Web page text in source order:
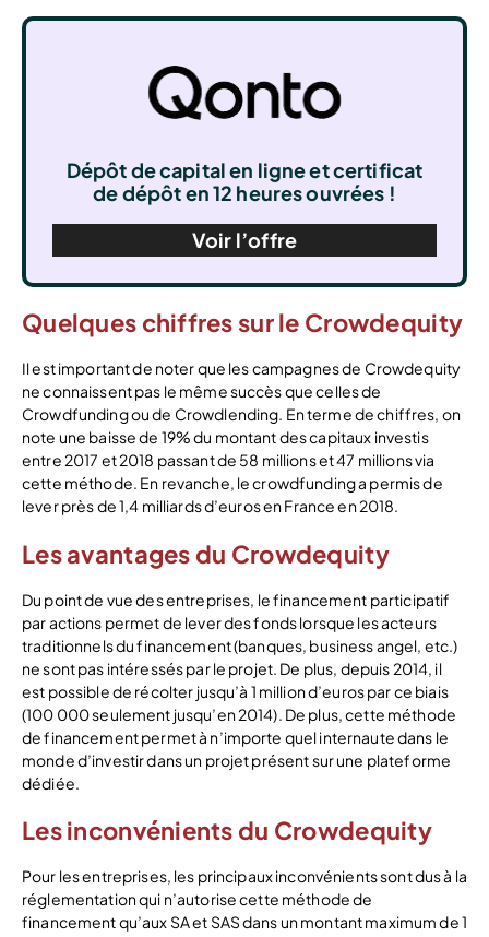
Dépôt de capital en ligne et certificat
de dépôt en 12 heures ouvrées !
Voir l’offre
Quelques chiffres sur le Crowdequity
Il est important de noter que les campagnes de Crowdequity
ne connaissent pas le même succès que celles de
Crowdfunding ou de Crowdlending. En terme de chiffres, on
note une baisse de 19% du montant des capitaux investis
entre 2017 et 2018 passant de 58 millions et 47 millions via
cette méthode. En revanche, le crowdfunding a permis de
lever près de 1,4 milliards d’euros en France en 2018.
Les avantages du Crowdequity
Du point de vue des entreprises, le financement participatif
par actions permet de lever des fonds lorsque les acteurs
traditionnels du financement (banques, business angel, etc.)
ne sont pas intéressés par le projet. De plus, depuis 2014, il
est possible de récolter jusqu’à 1 million d’euros par ce biais
(100 000 seulement jusqu’en 2014). De plus, cette méthode
de financement permet à n’importe quel internaute dans le
monde d’investir dans un projet présent sur une plateforme
dédiée.
Les inconvénients du Crowdequity
Pour les entreprises, les principaux inconvénients sont dus à la
réglementation qui n’autorise cette méthode de
financement qu’aux SA et SAS dans un montant maximum de 1